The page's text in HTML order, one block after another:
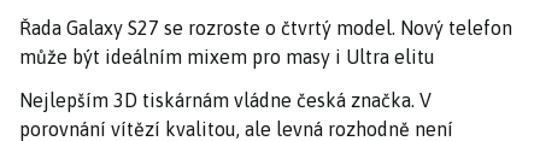
Řada Galaxy S27 se rozroste o čtvrtý model. Nový telefon
může být ideálním mixem pro masy i Ultra elitu
Nejlepším 3D tiskárnám vládne česká značka. V
porovnání vítězí kvalitou, ale levná rozhodně není